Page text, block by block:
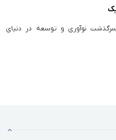
نوآوری و توسعه در دنیای
سرعت توجه بازار جهانی را به خود